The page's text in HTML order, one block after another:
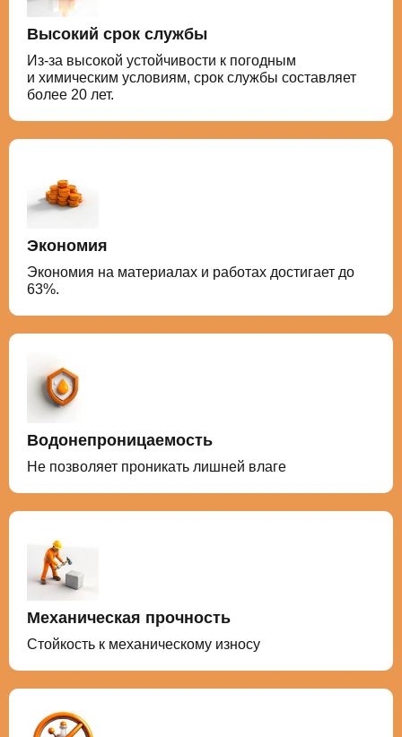
Высокий срок службы
Из-за высокой устойчивости к погодным
и химическим условиям, срок службы составляет
более 20 лет.
Экономия
Экономия на материалах и работах достигает до
63%.
Водонепроницаемость
Не позволяет проникать лишней влаге
Механическая прочность
Стойкость к механическому износу